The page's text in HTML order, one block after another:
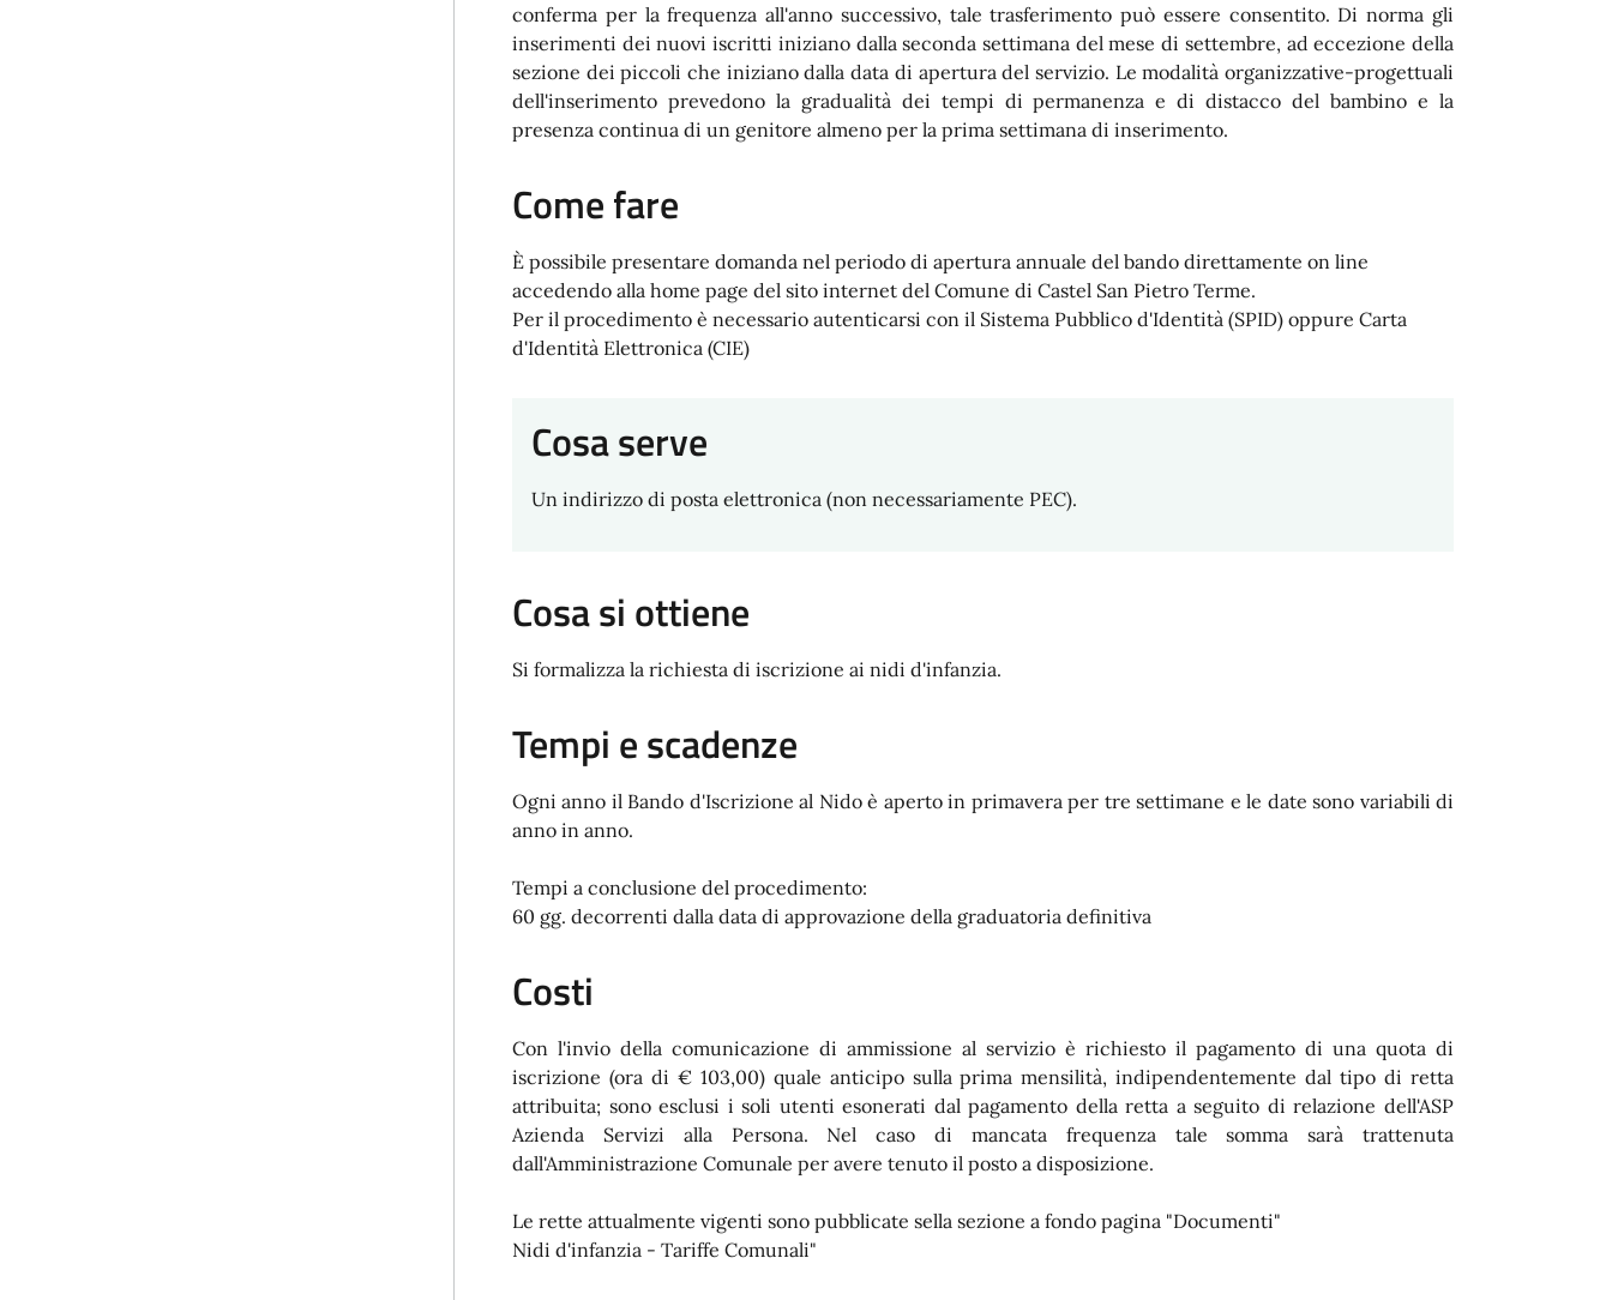
conferma per la frequenza all'anno successivo, tale trasferimento può essere consentito. Di norma gli
inserimenti dei nuovi iscritti iniziano dalla seconda settimana del mese di settembre, ad eccezione della
sezione dei piccoli che iniziano dalla data di apertura del servizio. Le modalità organizzative-progettuali
dell'inserimento prevedono la gradualità dei tempi di permanenza e di distacco del bambino e la
presenza continua di un genitore almeno per la prima settimana di inserimento.
Come fare
È possibile presentare domanda nel periodo di apertura annuale del bando direttamente on line
accedendo alla home page del sito internet del Comune di Castel San Pietro Terme.
Per il procedimento è necessario autenticarsi con il Sistema Pubblico d'Identità (SPID) oppure Carta
d'Identità Elettronica (CIE)
Cosa serve
Un indirizzo di posta elettronica (non necessariamente PEC).
Cosa si ottiene
Si formalizza la richiesta di iscrizione ai nidi d'infanzia.
Tempi e scadenze
Ogni anno il Bando d'Iscrizione al Nido è aperto in primavera per tre settimane e le date sono variabili di
anno in anno.
Tempi a conclusione del procedimento:
60 gg. decorrenti dalla data di approvazione della graduatoria definitiva
Costi
Con l'invio della comunicazione di ammissione al servizio è richiesto il pagamento di una quota di
iscrizione (ora di € 103,00) quale anticipo sulla prima mensilità, indipendentemente dal tipo di retta
attribuita; sono esclusi i soli utenti esonerati dal pagamento della retta a seguito di relazione dell'ASP
Azienda Servizi alla Persona. Nel caso di mancata frequenza tale somma sarà trattenuta
dall'Amministrazione Comunale per avere tenuto il posto a disposizione.
Le rette attualmente vigenti sono pubblicate sella sezione a fondo pagina "Documenti"
Nidi d'infanzia - Tariffe Comunali"